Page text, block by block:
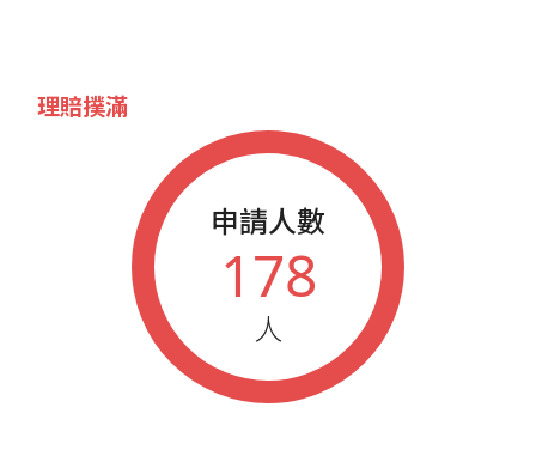
2017
春季藍鵲業務大會績優人員
秋季藍鵲業務大會績優人員
春季藍鵲業務大會績優人員
藍鵲企業家榮譽會員
秋季藍鵲業務大會績優人員
十大新人獎
理賠撲滿
申請人數
178
人